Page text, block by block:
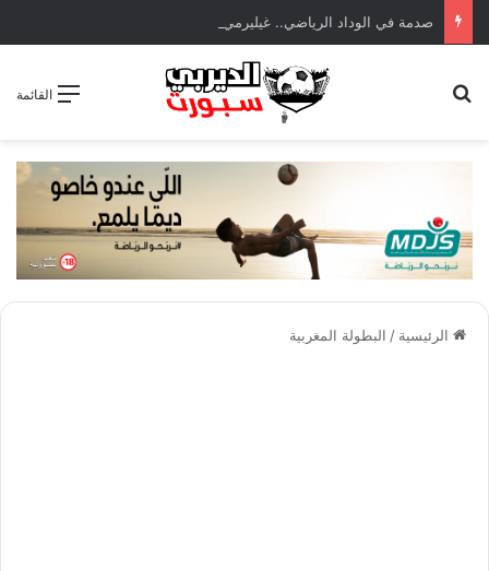
القائمة
الرئيسية / البطولة المغربية